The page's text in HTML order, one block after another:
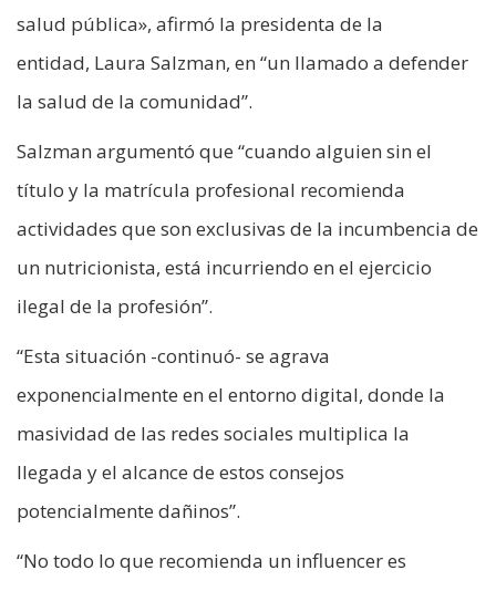
salud pública», afirmó la presidenta de la
entidad, Laura Salzman, en “un llamado a defender
la salud de la comunidad”.
Salzman argumentó que “cuando alguien sin el
título y la matrícula profesional recomienda
actividades que son exclusivas de la incumbencia de
un nutricionista, está incurriendo en el ejercicio
ilegal de la profesión”.
“Esta situación -continuó- se agrava
exponencialmente en el entorno digital, donde la
masividad de las redes sociales multiplica la
llegada y el alcance de estos consejos
potencialmente dañinos”.
“No todo lo que recomienda un influencer es